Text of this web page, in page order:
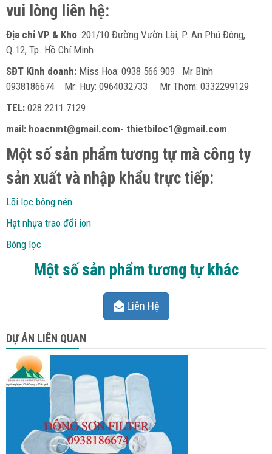
vui lòng liên hệ:
Địa chỉ VP & Kho: 201/10 Đường Vườn Lài, P. An Phú Đông,
Q.12, Tp. Hồ Chí Minh
SĐT Kinh doanh: Miss Hoa: 0938 566 909 Mr Bình
0938186674 Mr: Huy: 0964032733 Mr Thơm: 0332299129
TEL: 028 2211 7129
mail: hoacnmt@gmail.com- thietbiloc1@gmail.com
Một số sản phẩm tương tự mà công ty
sản xuất và nhập khẩu trực tiếp:
Lõi lọc bông nén
Hạt nhựa trao đổi ion
Bông lọc
Một số sản phẩm tương tự khác
Liên Hệ
DỰ ÁN LIÊN QUAN